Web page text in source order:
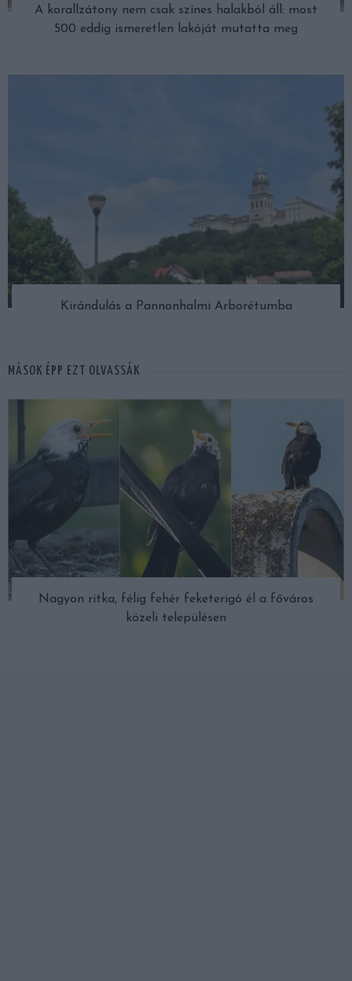
A korallzátony nem csak színes halakból áll: most
500 eddig ismeretlen lakóját mutatta meg
Kirándulás a Pannonhalmi Arborétumba
MÁSOK ÉPP EZT OLVASSÁK
Nagyon ritka, félig fehér feketerigó él a főváros
közeli településen